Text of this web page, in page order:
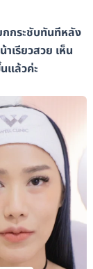
กระชับทันทีหลัง
เรียวสวย เห็น
แล้วค่ะ